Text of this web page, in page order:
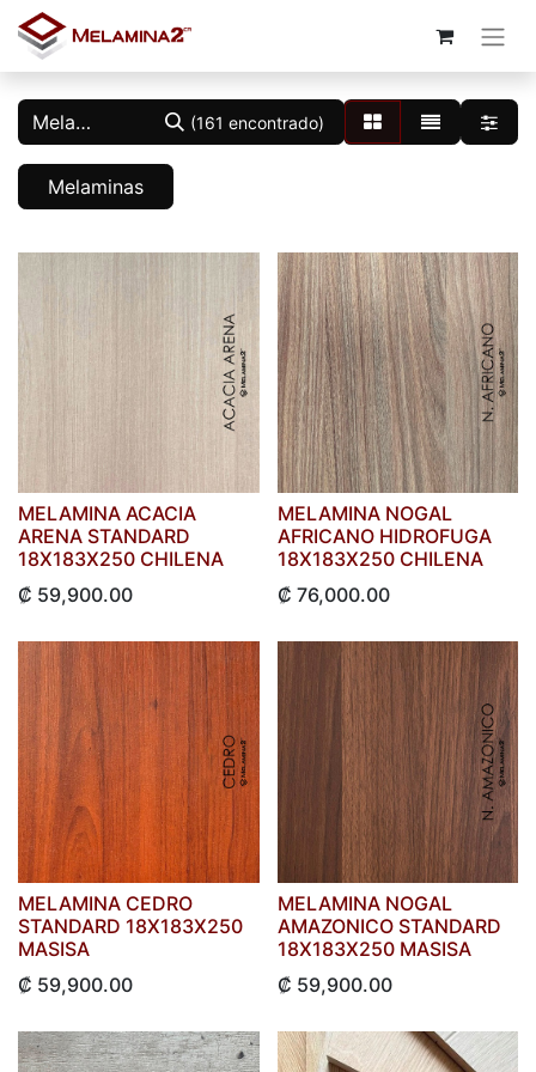
(161 encontrado)
Melaminas
MELAMINA ACACIA
ARENA STANDARD
18X183X250 CHILENA
₡ 59,900.00
MELAMINA NOGAL
AFRICANO HIDROFUGA
18X183X250 CHILENA
₡ 76,000.00
MELAMINA CEDRO
STANDARD 18X183X250
MASISA
₡ 59,900.00
MELAMINA NOGAL
AMAZONICO STANDARD
18X183X250 MASISA
₡ 59,900.00